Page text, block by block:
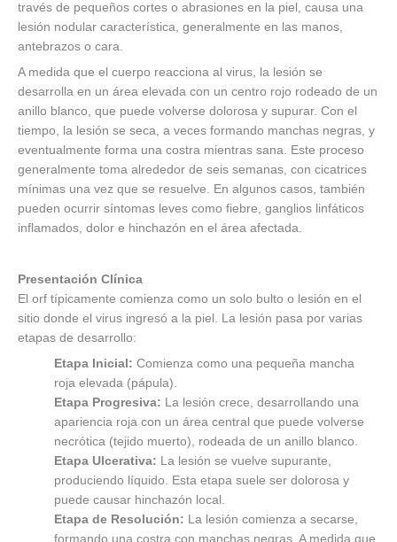
través de pequeños cortes o abrasiones en la piel, causa una
lesión nodular característica, generalmente en las manos,
antebrazos o cara.
A medida que el cuerpo reacciona al virus, la lesión se
desarrolla en un área elevada con un centro rojo rodeado de un
anillo blanco, que puede volverse dolorosa y supurar. Con el
tiempo, la lesión se seca, a veces formando manchas negras, y
eventualmente forma una costra mientras sana. Este proceso
generalmente toma alrededor de seis semanas, con cicatrices
mínimas una vez que se resuelve. En algunos casos, también
pueden ocurrir síntomas leves como fiebre, ganglios linfáticos
inflamados, dolor e hinchazón en el área afectada.
Presentación Clínica
El orf típicamente comienza como un solo bulto o lesión en el
sitio donde el virus ingresó a la piel. La lesión pasa por varias
etapas de desarrollo:
Etapa Inicial: Comienza como una pequeña mancha
roja elevada (pápula).
Etapa Progresiva: La lesión crece, desarrollando una
apariencia roja con un área central que puede volverse
necrótica (tejido muerto), rodeada de un anillo blanco.
Etapa Ulcerativa: La lesión se vuelve supurante,
produciendo líquido. Esta etapa suele ser dolorosa y
puede causar hinchazón local.
Etapa de Resolución: La lesión comienza a secarse,
formando una costra con manchas negras. A medida que